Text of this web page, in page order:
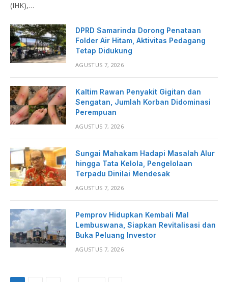
(IHK),…
DPRD Samarinda Dorong Penataan
Folder Air Hitam, Aktivitas Pedagang
Tetap Didukung
AGUSTUS 7, 2026
Kaltim Rawan Penyakit Gigitan dan
Sengatan, Jumlah Korban Didominasi
Perempuan
AGUSTUS 7, 2026
Sungai Mahakam Hadapi Masalah Alur
hingga Tata Kelola, Pengelolaan
Terpadu Dinilai Mendesak
AGUSTUS 7, 2026
Pemprov Hidupkan Kembali Mal
Lembuswana, Siapkan Revitalisasi dan
Buka Peluang Investor
AGUSTUS 7, 2026